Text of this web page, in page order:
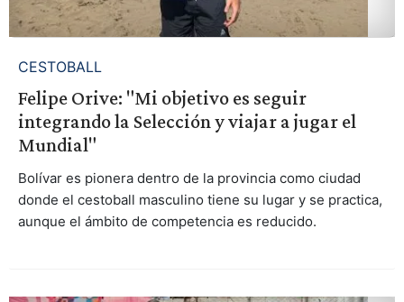
CESTOBALL
Felipe Orive: "Mi objetivo es seguir
integrando la Selección y viajar a jugar el
Mundial"
Bolívar es pionera dentro de la provincia como ciudad
donde el cestoball masculino tiene su lugar y se practica,
aunque el ámbito de competencia es reducido.